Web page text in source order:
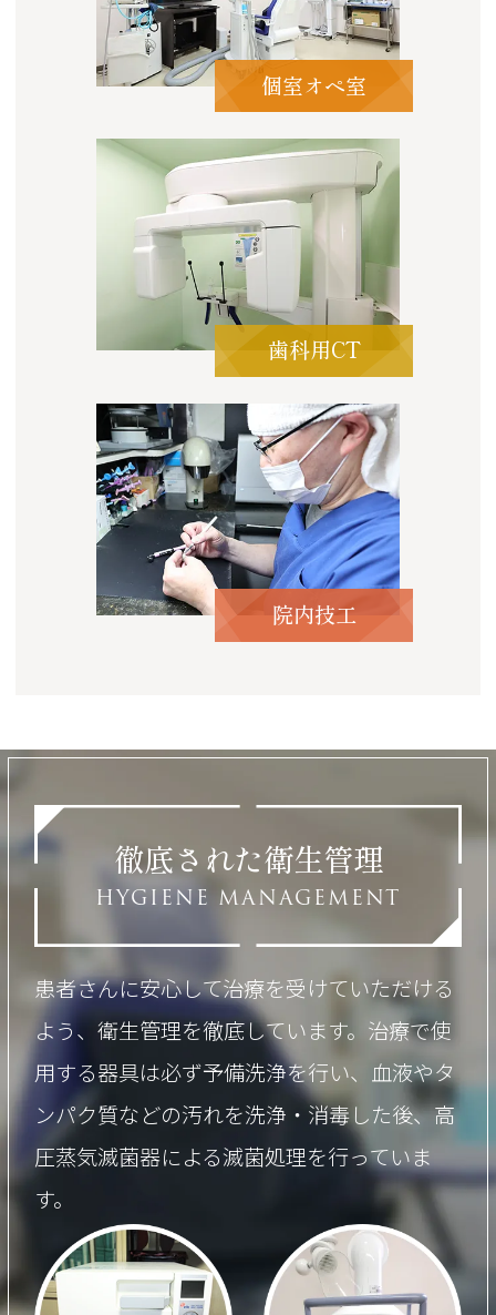
個室オペ室
歯科用CT
院内技工
徹底された衛生管理
HYGIENE MANAGEMENT
患者さんに安心して治療を受けていただける
よう、衛生管理を徹底しています。治療で使
用する器具は必ず予備洗浄を行い、血液やタ
ンパク質などの汚れを洗浄・消毒した後、高
圧蒸気滅菌器による滅菌処理を行っていま
す。